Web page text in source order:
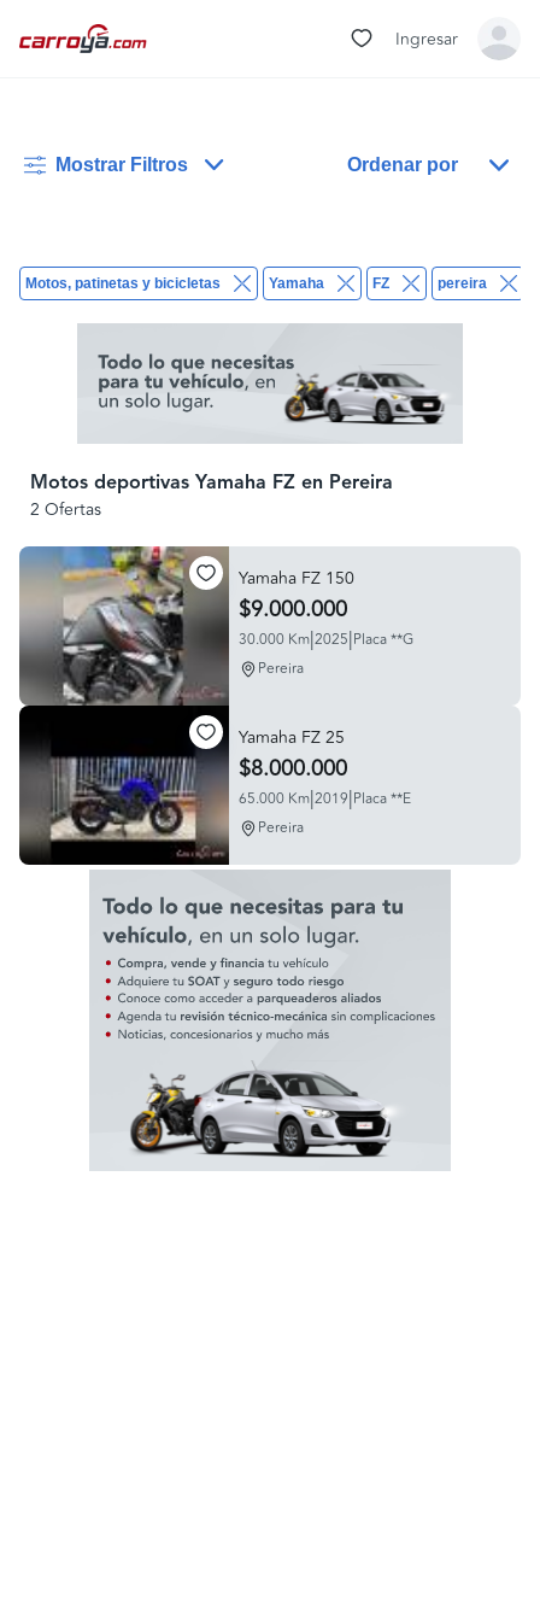
Ingresar
Mostrar Filtros Ordenar por
Motos, patinetas y bicicletas Yamaha FZ pereira
Motos deportivas Yamaha FZ en Pereira
2 Ofertas
Yamaha FZ 150
$9.000.000
30.000 Km|2025|Placa **G
Pereira
Yamaha FZ 25
$8.000.000
65.000 Km|2019|Placa **E
Pereira